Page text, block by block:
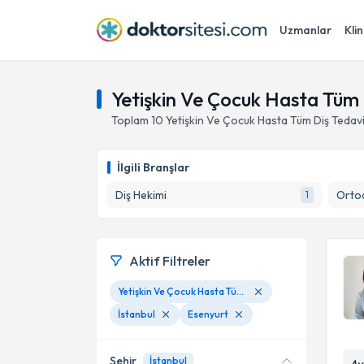
Uzmanlar
Yetişkin Ve Çocuk Hasta
Toplam 10 Yetişkin Ve Çocuk Hasta Tüm Diş
İlgili Branşlar
Diş Hekimi
1
Aktif Filtreler
Yetişkin Ve Çocuk Hasta Tüm Diş Tedavileri
İstanbul
Esenyurt
Şehir İstanbul